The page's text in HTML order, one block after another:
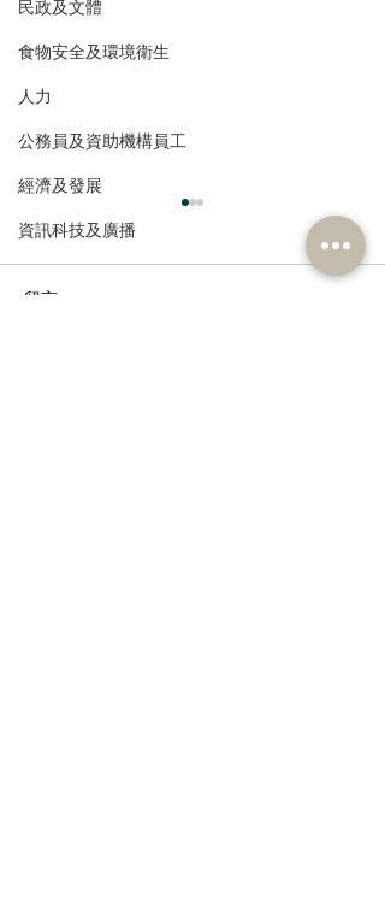
民政及文體
食物安全及環境衛生
人力
公務員及資助機構員工
經濟及發展
資訊科技及廣播
留言